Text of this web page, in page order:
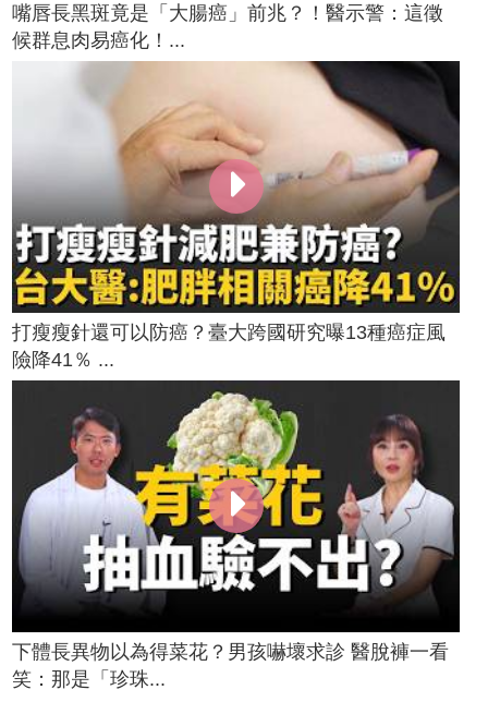
嘴唇長黑斑竟是「大腸癌」前兆？！醫示警：這徵
候群息肉易癌化！...
打瘦瘦針還可以防癌？臺大跨國研究曝13種癌症風
險降41％ ...
下體長異物以為得菜花？男孩嚇壞求診 醫脫褲一看
笑：那是「珍珠...